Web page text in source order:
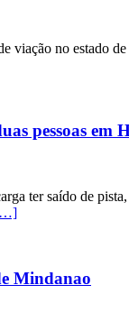
viação no estado
pessoas em
ter saído de
Mindanao